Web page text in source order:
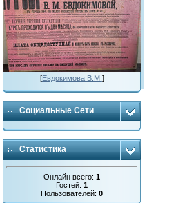
[Евдокимова В.М. ]
Социальные Сети
Статистика
Онлайн всего:1
Гостей:1
Пользователей:0